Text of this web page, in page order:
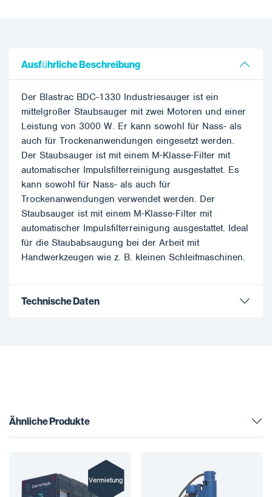
Ausführliche Beschreibung
Der Blastrac BDC-1330 Industriesauger ist ein
mittelgroßer Staubsauger mit zwei Motoren und einer
Leistung von 3000 W. Er kann sowohl für Nass- als
auch für Trockenanwendungen eingesetzt werden.
Der Staubsauger ist mit einem M-Klasse-Filter mit
automatischer Impulsfilterreinigung ausgestattet. Es
kann sowohl für Nass- als auch für
Trockenanwendungen verwendet werden. Der
Staubsauger ist mit einem M-Klasse-Filter mit
automatischer Impulsfilterreinigung ausgestattet. Ideal
für die Staubabsaugung bei der Arbeit mit
Handwerkzeugen wie z. B. kleinen Schleifmaschinen.
Technische Daten
Ähnliche Produkte
Vermietung